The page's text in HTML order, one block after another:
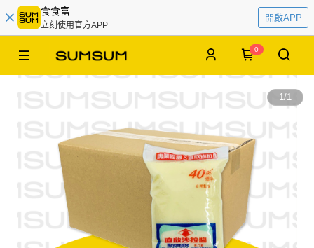
食食富
立刻使用官方APP
開啟APP
0
1/1